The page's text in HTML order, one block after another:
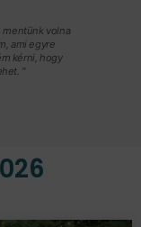
mentünk volna
ami egyre
kérni, hogy
"